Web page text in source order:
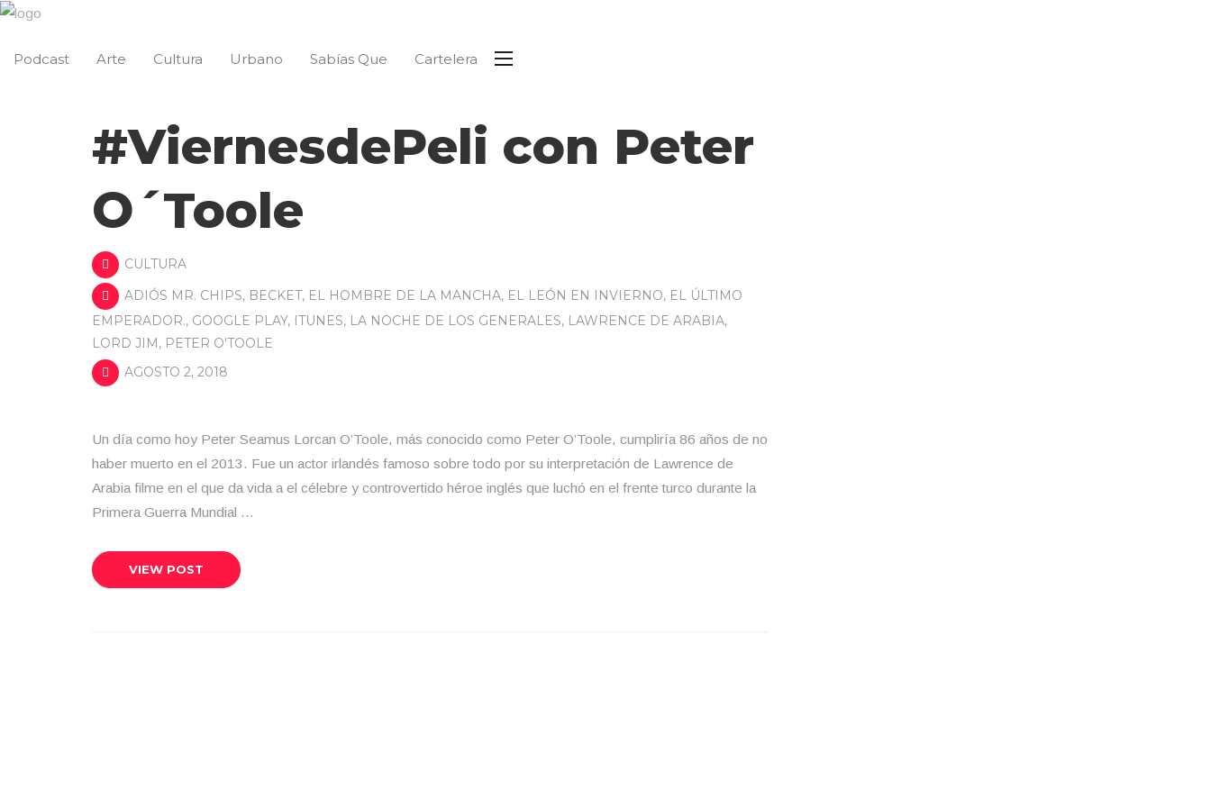
Podcast Arte Cultura Urbano Sabías Que Cartelera
#ViernesdePeli con Peter
O´Toole
CULTURA
ADIÓS MR. CHIPS, BECKET, EL HOMBRE DE LA MANCHA, EL LEÓN EN INVIERNO, EL ÚLTIMO
EMPERADOR., GOOGLE PLAY, ITUNES, LA NOCHE DE LOS GENERALES, LAWRENCE DE ARABIA,
LORD JIM, PETER O'TOOLE
AGOSTO 2, 2018
Un día como hoy Peter Seamus Lorcan O’Toole, más conocido como Peter O’Toole, cumpliría 86 años de no
haber muerto en el 2013. Fue un actor irlandés famoso sobre todo por su interpretación de Lawrence de
Arabia filme en el que da vida a el célebre y controvertido héroe inglés que luchó en el frente turco durante la
Primera Guerra Mundial …
VIEW POST